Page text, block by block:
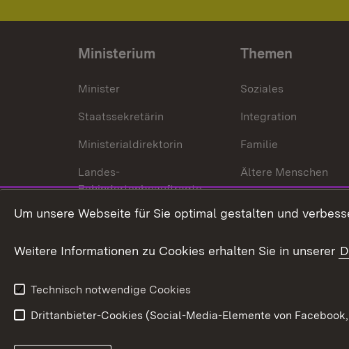
Ministerium
Minister
Staatssekretärin
Ministerialdirektorin
Landes-
Behindertenbeauftragte
Bürgerreferent
Karriere
Themen
Soziales
Integration
Familie
Ältere Menschen
Behinderungen
Bürgerengagement
Um unsere Webseite für Sie optimal gestalten und
Weitere Informationen zu Cookies erhalten Sie in unserer
Technisch notwendige Cookies
Drittanbieter-Cookies (Social-Media-Elemente von